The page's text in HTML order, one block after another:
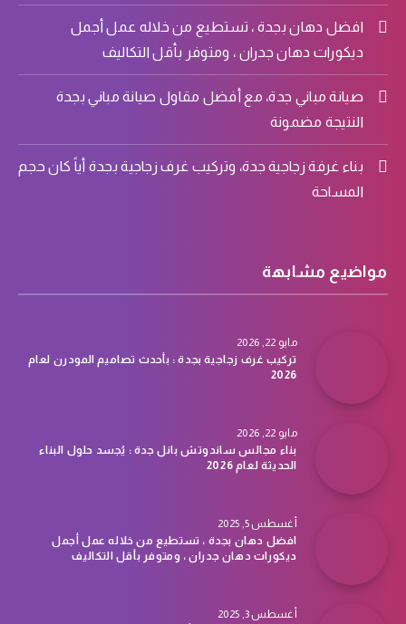
افضل دهان بجدة ، تستطيع من خلاله عمل أجمل
ديكورات دهان جدران ، ومتوفر بأقل التكاليف
صيانة مباني جدة، مع أفضل مقاول صيانة مباني بجدة
النتيجة مضمونة
بناء غرفة زجاجية جدة، وتركيب غرف زجاجية بجدة أياً كان حجم
المساحة
مواضيع مشابهة
مايو 22, 2026
تركيب غرف زجاجية بجدة : بأحدث تصاميم المودرن لعام
2026
مايو 22, 2026
بناء مجالس ساندوتش بانل جدة : يُجسد حلول البناء
الحديثة لعام 2026
أغسطس 5, 2025
افضل دهان بجدة ، تستطيع من خلاله عمل أجمل
ديكورات دهان جدران ، ومتوفر بأقل التكاليف
أغسطس 3, 2025